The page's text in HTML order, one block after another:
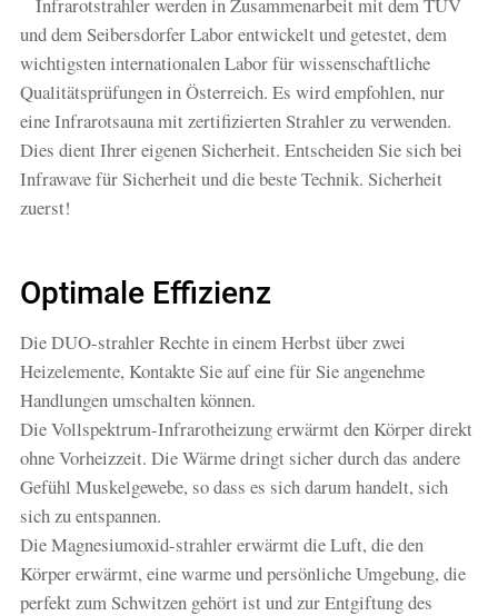
Infrarotstrahler werden in Zusammenarbeit mit dem TÜV
und dem Seibersdorfer Labor entwickelt und getestet, dem
wichtigsten internationalen Labor für wissenschaftliche
Qualitätsprüfungen in Österreich. Es wird empfohlen, nur
eine Infrarotsauna mit zertifizierten Strahler zu verwenden.
Dies dient Ihrer eigenen Sicherheit. Entscheiden Sie sich bei
Infrawave für Sicherheit und die beste Technik. Sicherheit
zuerst!
Optimale Effizienz
Die DUO-strahler Rechte in einem Herbst über zwei
Heizelemente, Kontakte Sie auf eine für Sie angenehme
Handlungen umschalten können.
Die Vollspektrum-Infrarotheizung erwärmt den Körper direkt
ohne Vorheizzeit. Die Wärme dringt sicher durch das andere
Gefühl Muskelgewebe, so dass es sich darum handelt, sich
sich zu entspannen.
Die Magnesiumoxid-strahler erwärmt die Luft, die den
Körper erwärmt, eine warme und persönliche Umgebung, die
perfekt zum Schwitzen gehört ist und zur Entgiftung des